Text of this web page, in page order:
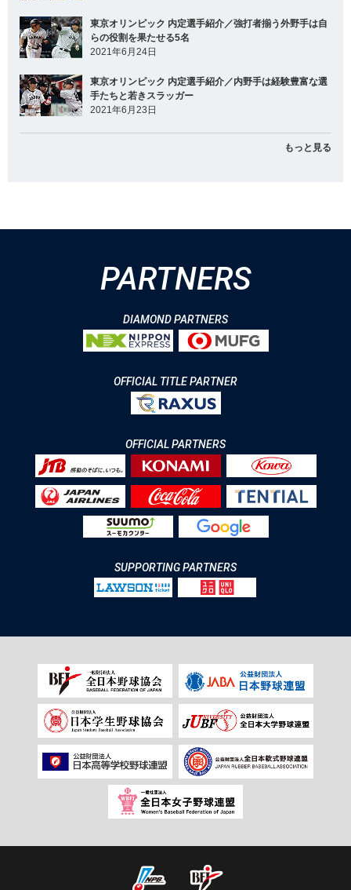
東京オリンピック 内定選手紹介／強打者揃う外野手は自
らの役割を果たせる5名
2021年6月24日
東京オリンピック 内定選手紹介／内野手は経験豊富な選
手たちと若きスラッガー
2021年6月23日
もっと見る
PARTNERS
DIAMOND PARTNERS
OFFICIAL TITLE PARTNER
OFFICIAL PARTNERS
SUPPORTING PARTNERS